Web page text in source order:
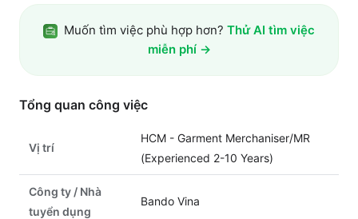
Muốn tìm việc phù hợp hơn? Thử AI tìm việc
miễn phí →
Tổng quan công việc
Vị trí
HCM - Garment Merchaniser/MR
(Experienced 2-10 Years)
Công ty / Nhà
tuyển dụng
Bando Vina